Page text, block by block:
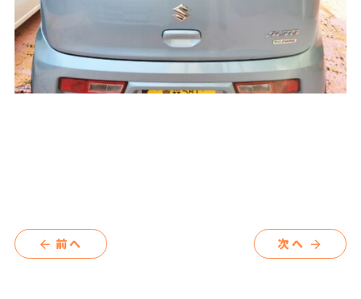
arrow_back 前へ 次へ arrow_forward